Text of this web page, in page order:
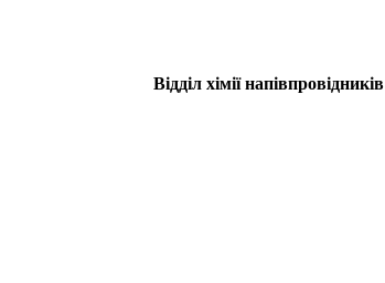
Відділ хімії напівпровідників